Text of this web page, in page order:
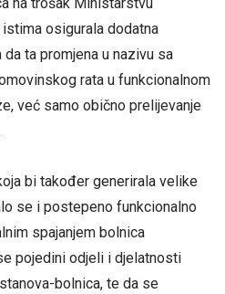
osigurala dodatna
ta promjena u nazivu sa
rata u funkcionalnom
već samo obično prelijevanje
bi također generirala velike
se i postepeno funkcionalno
spajanjem bolnica
pojedini odjeli i djelatnosti
bolnica, te da se